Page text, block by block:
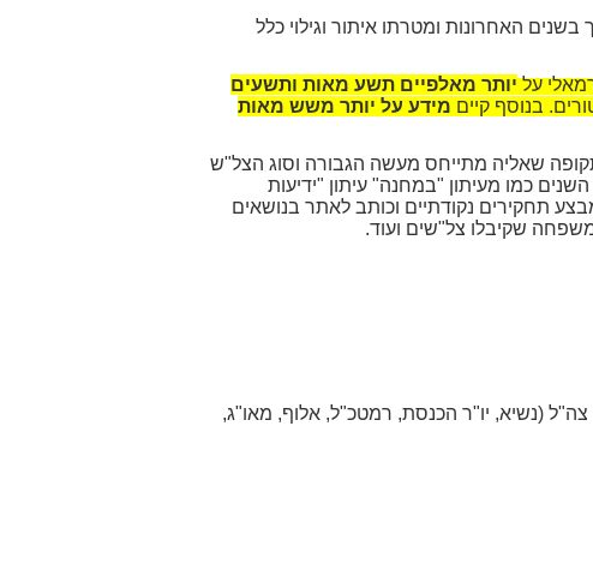
האחרונות ומטרתו איתור וגילוי כלל
עליותר מאלפיים תשע מאות ותשעים
בנוסף קיים מידע על יותר משש מאות
שאליה מתייחס מעשה הגבורה וסוג הצל"ש
כמו מעיתון "במחנה" עיתון "ידיעות
מבצע תחקירים נקודתיים וכותב לאתר בנושאים
שקיבלו צל"שים ועוד.
צה"ל (נשיא, יו"ר הכנסת, רמטכ"ל, אלוף, מאו"ג,